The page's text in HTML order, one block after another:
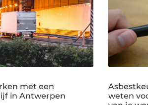
met een
in Antwerpen
weten